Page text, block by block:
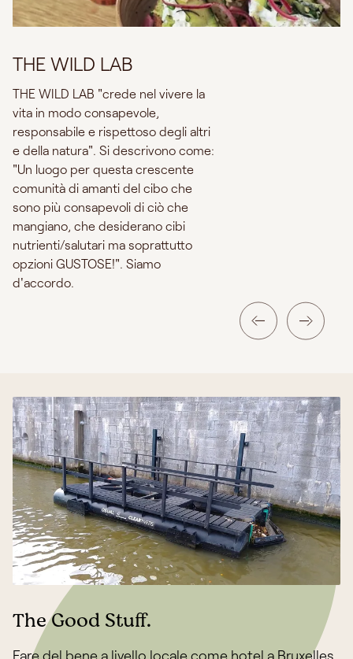
THE WILD LAB
THE WILD LAB "crede nel vivere la
vita in modo consapevole,
responsabile e rispettoso degli altri
e della natura". Si descrivono come:
"Un luogo per questa crescente
comunità di amanti del cibo che
sono più consapevoli di ciò che
mangiano, che desiderano cibi
nutrienti/salutari ma soprattutto
opzioni GUSTOSE!". Siamo
d'accordo.
The Good Stuff.
Fare del bene a livello locale come hotel a Bruxelles